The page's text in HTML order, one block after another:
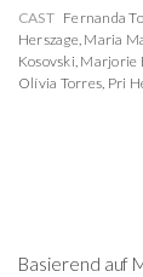
CAST Fernanda
Herszage, Maria
Kosovski, Marjorie
Olívia Torres, Pri
Basierend auf